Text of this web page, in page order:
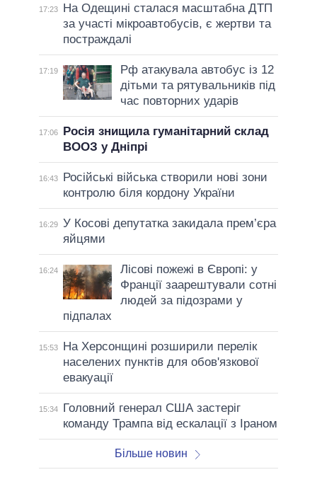
17:23
На Одещині сталася масштабна ДТП
за участі мікроавтобусів, є жертви та
постраждалі
17:19
Рф атакувала автобус із 12
дітьми та рятувальників під
час повторних ударів
17:06
Росія знищила гуманітарний склад
ВООЗ у Дніпрі
16:43
Російські війська створили нові зони
контролю біля кордону України
16:29 У Косові депутатка закидала прем’єра
яйцями
16:24
Лісові пожежі в Європі: у
Франції заарештували сотні
людей за підозрами у
підпалах
15:53
На Херсонщині розширили перелік
населених пунктів для обов'язкової
евакуації
15:34
Головний генерал США застеріг
команду Трампа від ескалації з Іраном
Більше новин